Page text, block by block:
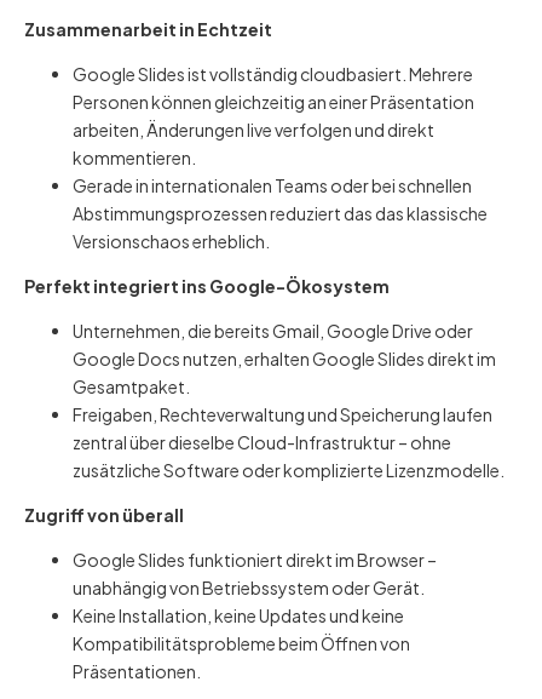
Zusammenarbeit in Echtzeit
Google Slides ist vollständig cloudbasiert. Mehrere
Personen können gleichzeitig an einer Präsentation
arbeiten, Änderungen live verfolgen und direkt
kommentieren.
Gerade in internationalen Teams oder bei schnellen
Abstimmungsprozessen reduziert das das klassische
Versionschaos erheblich.
Perfekt integriert ins Google-Ökosystem
Unternehmen, die bereits Gmail, Google Drive oder
Google Docs nutzen, erhalten Google Slides direkt im
Gesamtpaket.
Freigaben, Rechteverwaltung und Speicherung laufen
zentral über dieselbe Cloud-Infrastruktur – ohne
zusätzliche Software oder komplizierte Lizenzmodelle.
Zugriff von überall
Google Slides funktioniert direkt im Browser –
unabhängig von Betriebssystem oder Gerät.
Keine Installation, keine Updates und keine
Kompatibilitätsprobleme beim Öffnen von
Präsentationen.